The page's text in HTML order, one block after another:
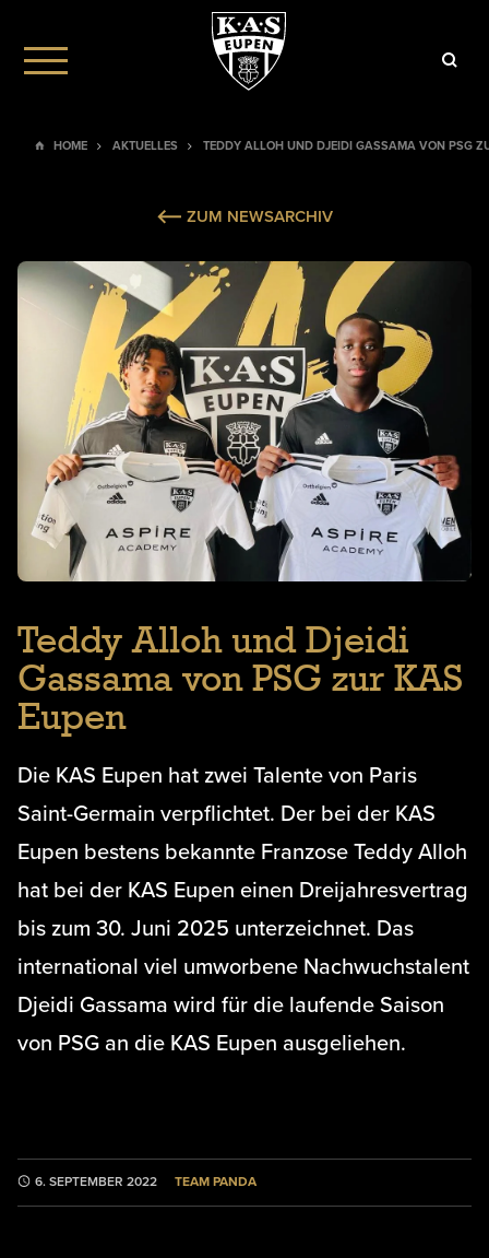
HOME AKTUELLES TEDDY ALLOH UND DJEIDI GASSAMA VON PSG
ZUM NEWSARCHIV
Teddy Alloh und Djeidi
Gassama von PSG zur KAS
Eupen
Die KAS Eupen hat zwei Talente von Paris
Saint-Germain verpflichtet. Der bei der KAS
Eupen bestens bekannte Franzose Teddy Alloh
hat bei der KAS Eupen einen Dreijahresvertrag
bis zum 30. Juni 2025 unterzeichnet. Das
international viel umworbene Nachwuchstalent
Djeidi Gassama wird für die laufende Saison
von PSG an die KAS Eupen ausgeliehen.
6. SEPTEMBER 2022 TEAM PANDA